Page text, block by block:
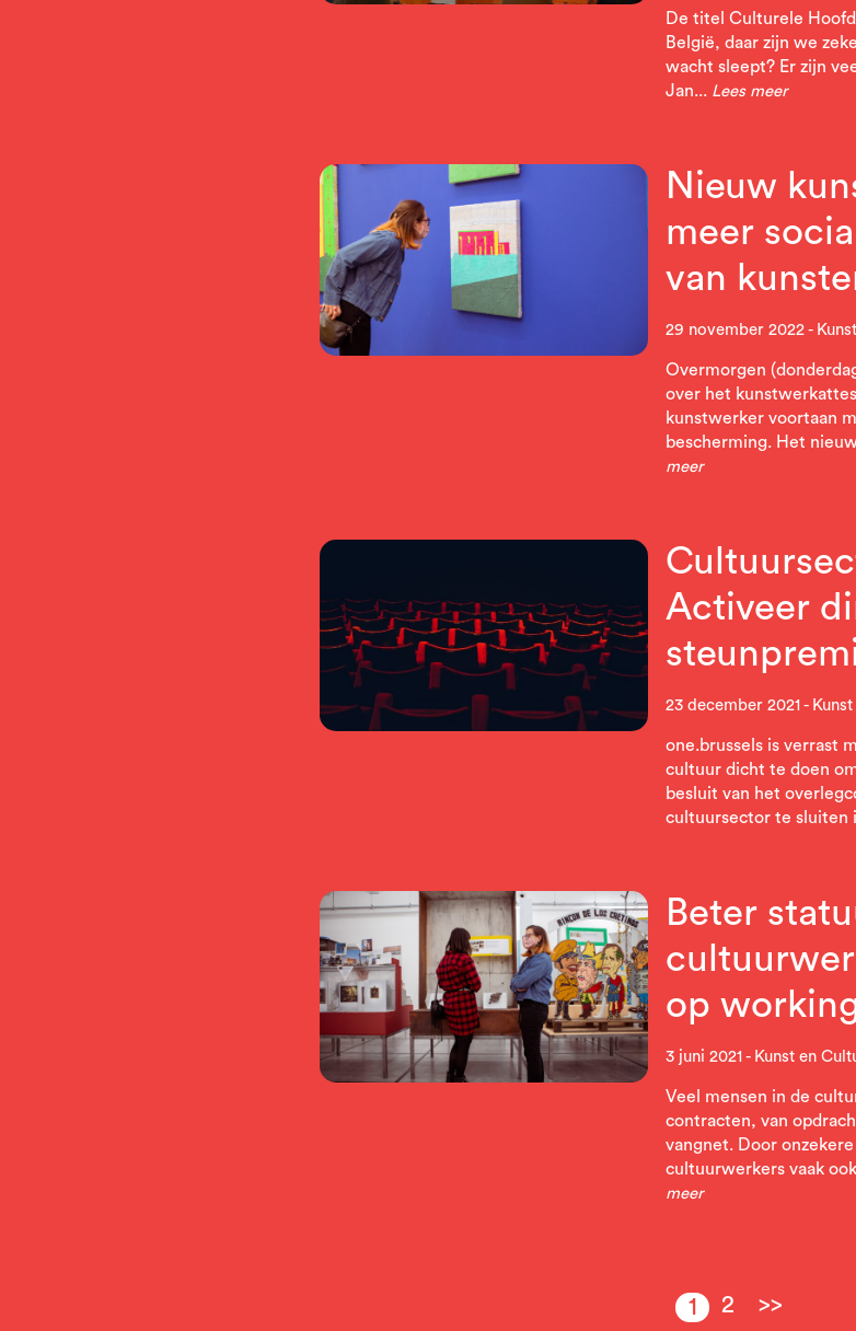
De titel Culturele
België, daar zijn we
wacht sleept? Er zijn
Jan... Lees meer
Nieuw
meer
van
29 november 2022
Overmorgen
over het
kunstwerker voortaan
bescherming. Het
meer
Activeer
23 december 2021
one.brussels is verrast
cultuur dicht te doen
besluit van het
cultuursector te sluiten
Beter
op
3 juni 2021 Kunst en
Veel mensen in de
contracten, van
vangnet. Door
cultuurwerkers vaak
meer
1 2 >>